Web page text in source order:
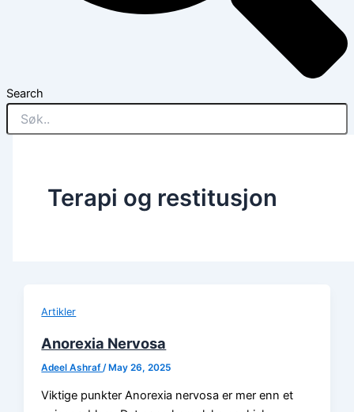
Search
Terapi og restitusjon
Artikler
Anorexia Nervosa
Adeel Ashraf /May 26, 2025
Viktige punkter Anorexia nervosa er mer enn et